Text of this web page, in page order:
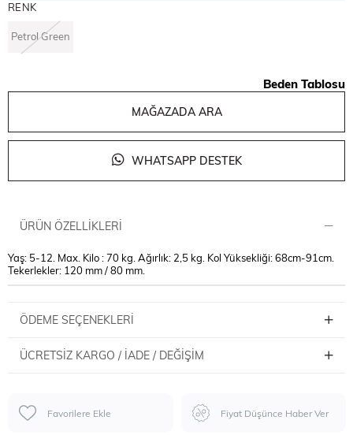
RENK
Petrol Green
Beden Tablosu
MAĞAZADA ARA
WHATSAPP DESTEK
ÜRÜN ÖZELLIKLERI
Yaş: 5-12. Max. Kilo : 70 kg. Ağırlık: 2,5 kg. Kol Yüksekliği: 68cm-91cm.
Tekerlekler: 120 mm / 80 mm.
ÖDEME SEÇENEKLERI
ÜCRETSIZ KARGO / İADE / DEĞIŞIM
Favorilere Ekle Fiyat Düşünce Haber Ver